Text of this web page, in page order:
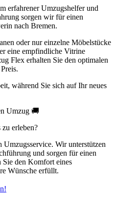
erfahrener Umzugshelfer und
sorgen wir für einen
nach Bremen.
oder nur einzelne Möbelstücke
eine empfindliche Vitrine
Flex erhalten Sie den optimalen
während Sie sich auf Ihr neues
Umzug 🚚
erleben?
Umzugsservice. Wir unterstützen
und sorgen für einen
Sie den Komfort eines
Wünsche erfüllt.